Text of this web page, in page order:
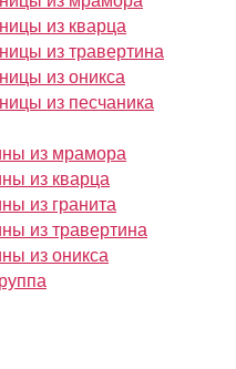
из кварца
из травертина
из оникса
из песчаника
из мрамора
из кварца
из гранита
из травертина
из оникса